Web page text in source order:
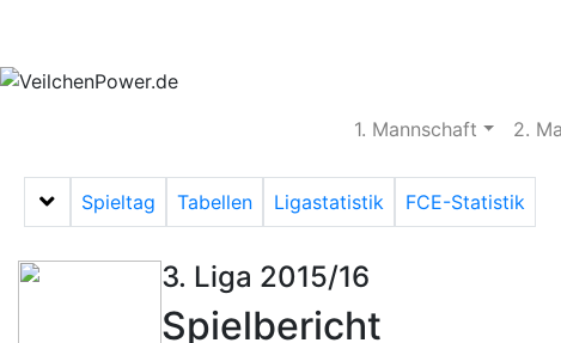
1. Mannschaft 2.
Menü auf-/zuklappen
Spieltag Tabellen Ligastatistik FCE-Statistik
3. Liga 2015/16
Spielbericht